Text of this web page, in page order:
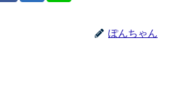
ぽんちゃん